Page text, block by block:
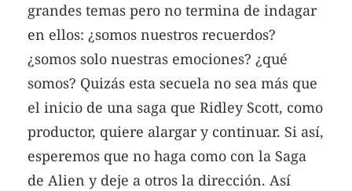
grandes temas pero no termina de indagar
en ellos: ¿somos nuestros recuerdos?
¿somos solo nuestras emociones? ¿qué
somos? Quizás esta secuela no sea más que
el inicio de una saga que Ridley Scott, como
productor, quiere alargar y continuar. Si así,
esperemos que no haga como con la Saga
de Alien y deje a otros la dirección. Así